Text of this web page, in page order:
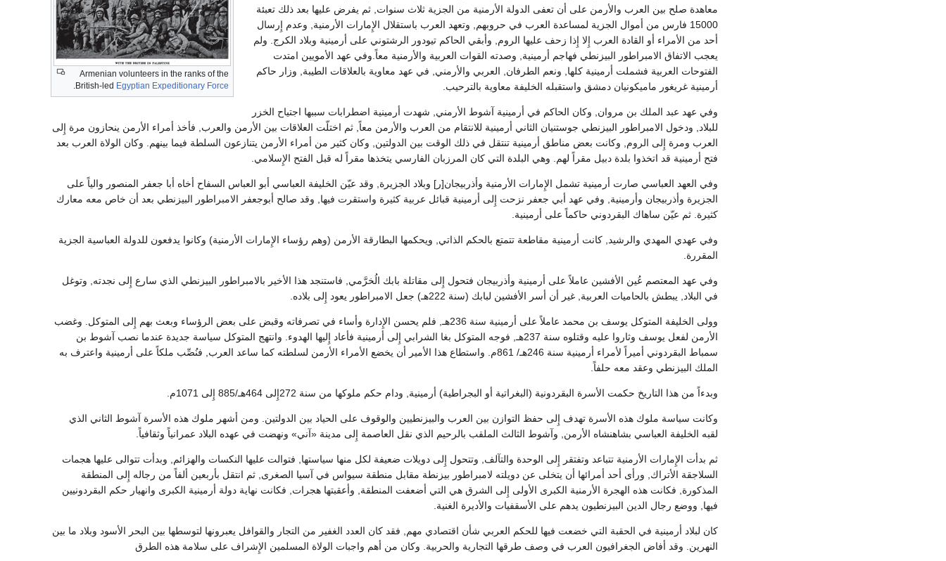
Armenian volunteers in the ranks of the
British-led Egyptian Expeditionary Force
.
معاهدة صلح بين العرب والأرمن على أن تعفى الدولة الأرمنية من الجزية ثلاث سنوات, ثم يفرض عليها بعد ذلك تعبئة
15000 فارس من أموال الجزية لمساعدة العرب في حروبهم, وتعهد العرب باستقلال الإِمارات الأرمنية, وعدم إِرسال
أحد من الأمراء أو القادة العرب إِلا إِذا زحف عليها الروم, وأبقي الحاكم تيودور الرشتوني على أرمينية وبلاد الكرج. ولم
يعجب الاتفاق الامبراطور البيزنطي فهاجم أرمينية, وصدته القوات العربية والأرمنية معاً.وفي عهد الأمويين امتدت
الفتوحات العربية فشملت أرمينية كلها, ونعم الطرفان, العربي والأرمني, في عهد معاوية بالعلاقات الطيبة, وزار حاكم
أرمينية غريغور ماميكونيان دمشق واستقبله الخليفة معاوية بالترحيب.
وفي عهد عبد الملك بن مروان, وكان الحاكم في أرمينية آشوط الأرمني, شهدت أرمينية اضطرابات سببها اجتياح الخزر
للبلاد, ودخول الامبراطور البيزنطي جوستنيان الثاني أرمينية للانتقام من العرب والأرمن معاً, ثم اختلّت العلاقات بين الأرمن والعرب, فأخذ أمراء الأرمن ينحازون مرة إِلى
العرب ومرة إِلى الروم, وكانت بعض مناطق أرمينية تنتقل في ذلك الوقت بين الدولتين, وكان كثير من أمراء الأرمن يتنازعون السلطة فيما بينهم. وكان الولاة العرب بعد
فتح أرمينية قد اتخذوا بلدة دبيل مقراً لهم. وهي البلدة التي كان المرزبان الفارسي يتخذها مقراً له قبل الفتح الإِسلامي.
وفي العهد العباسي صارت أرمينية تشمل الإِمارات الأرمنية وأذربيجان[ر] وبلاد الجزيرة, وقد عيّن الخليفة العباسي أبو العباس السفاح أخاه أبا جعفر المنصور والياً على
الجزيرة وأذربيجان وأرمينية, وفي عهد أبي جعفر نزحت إِلى أرمينية قبائل عربية كثيرة واستقرت فيها, وقد صالح أبوجعفر الامبراطور البيزنطي بعد أن خاص معه معارك
كثيرة. ثم عيّن ساهاك البقردوني حاكماً على أرمينية.
وفي عهدي المهدي والرشيد, كانت أرمينية مقاطعة تتمتع بالحكم الذاتي, ويحكمها البطارقة الأرمن (وهم رؤساء الإِمارات الأرمنية) وكانوا يدفعون للدولة العباسية الجزية
المقررة.
وفي عهد المعتصم عُين الأفشين عاملاً على أرمينية وأذربيجان فتحول إِلى مقاتلة بابك الُخرَّمي, فاستنجد هذا الأخير بالامبراطور البيزنطي الذي سارع إِلى نجدته, وتوغل
في البلاد, يبطش بالحاميات العربية, غير أن أسر الأفشين لبابك (سنة 222هـ‎) جعل الامبراطور يعود إِلى بلاده.
وولى الخليفة المتوكل يوسف بن محمد عاملاً على أرمينية سنة 236هـ, فلم يحسن الإِدارة وأساء في تصرفاته وقبض على بعض الرؤساء وبعث بهم إِلى المتوكل. وغضب
الأرمن لفعل يوسف وثاروا عليه وقتلوه سنة 237هـ, فوجه المتوكل بغا الشرابي إِلى أرمينية فأعاد إِليها الهدوء. وانتهج المتوكل سياسة جديدة عندما نصب آشوط بن
سمباط البقردوني أميراً لأمراء أرمينية سنة 246هـ/ 861م. واستطاع هذا الأمير أن يخضع الأمراء الأرمن لسلطته كما ساعد العرب, فنُصِّب ملكاً على أرمينية واعترف به
الملك البيزنطي وعقد معه حلفاً.
وبدءاً من هذا التاريخ حكمت الأسرة البقردونية (البغراتية أو البجراطية) أرمينية, ودام حكم ملوكها من سنة 272إِلى 464هـ/885 إِلى 1071م.
وكانت سياسة ملوك هذه الأسرة تهدف إِلى حفظ التوازن بين العرب والبيزنطيين والوقوف على الحياد بين الدولتين. ومن أشهر ملوك هذه الأسرة آشوط الثاني الذي
لقبه الخليفة العباسي بشاهنشاه الأرمن, وآشوط الثالث الملقب بالرحيم الذي نقل العاصمة إِلى مدينة «آني» ونهضت في عهده البلاد عمرانياً وثقافياً.
ثم بدأت الإِمارات الأرمنية تتباعد وتفتقر إِلى الوحدة والتآلف, وتتحول إِلى دويلات ضعيفة لكل منها سياستها, فتوالت عليها النكسات والهزائم, وبدأت تتوالى عليها هجمات
السلاجقة الأتراك, ورأى أحد أمرائها أن يتخلى عن دويلته لامبراطور بيزنطة مقابل منطقة سيواس في آسيا الصغرى, ثم انتقل بأربعين ألفاً من رجاله إِلى المنطقة
المذكورة, فكانت هذه الهجرة الأرمنية الكبرى الأولى إِلى الشرق هي التي أضعفت المنطقة, وأعقبتها هجرات, فكانت نهاية دولة أرمينية الكبرى وانهيار حكم البقردونيين
فيها, ووضع رجال الدين البيزنطيون يدهم على الأسقفيات والأديرة الغنية.
كان لبلاد أرمينية في الحقبة التي خضعت فيها للحكم العربي شأن اقتصادي مهم, فقد كان العدد الغفير من التجار والقوافل يعبرونها لتوسطها بين البحر الأسود وبلاد ما بين
النهرين. وقد أفاض الجغرافيون العرب في وصف طرقها التجارية والحربية. وكان من أهم واجبات الولاة المسلمين الإِشراف على سلامة هذه الطرق